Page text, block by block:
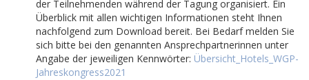
der Teilnehmenden während der Tagung organisiert. Ein
Überblick mit allen wichtigen Informationen steht Ihnen
nachfolgend zum Download bereit. Bei Bedarf melden Sie
sich bitte bei den genannten Ansprechpartnerinnen unter
Angabe der jeweiligen Kennwörter: Übersicht_Hotels_WGP-
Jahreskongress2021